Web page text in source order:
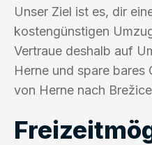
Unser Ziel ist es, dir
kostengünstigen
Vertraue deshalb auf
Herne und spare bares
von Herne nach